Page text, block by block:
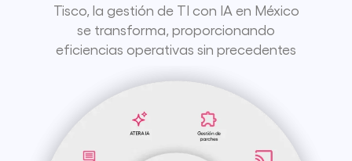
Tisco, la gestión de TI con IA en México
se transforma, proporcionando
eficiencias operativas sin precedentes